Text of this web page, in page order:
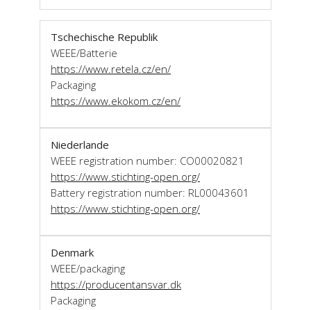
Tschechische Republik
WEEE/Batterie
https://www.retela.cz/en/
Packaging
https://www.ekokom.cz/en/
Niederlande
WEEE registration number: CO00020821
https://www.stichting-open.org/
Battery registration number: RL00043601
https://www.stichting-open.org/
Denmark
WEEE/packaging
https://producentansvar.dk
Packaging